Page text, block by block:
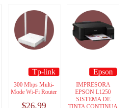
Tp-link
300 Mbps Multi-
Mode Wi-Fi Router
$26.99
Epson
IMPRESORA
EPSON L1250
SISTEMA DE